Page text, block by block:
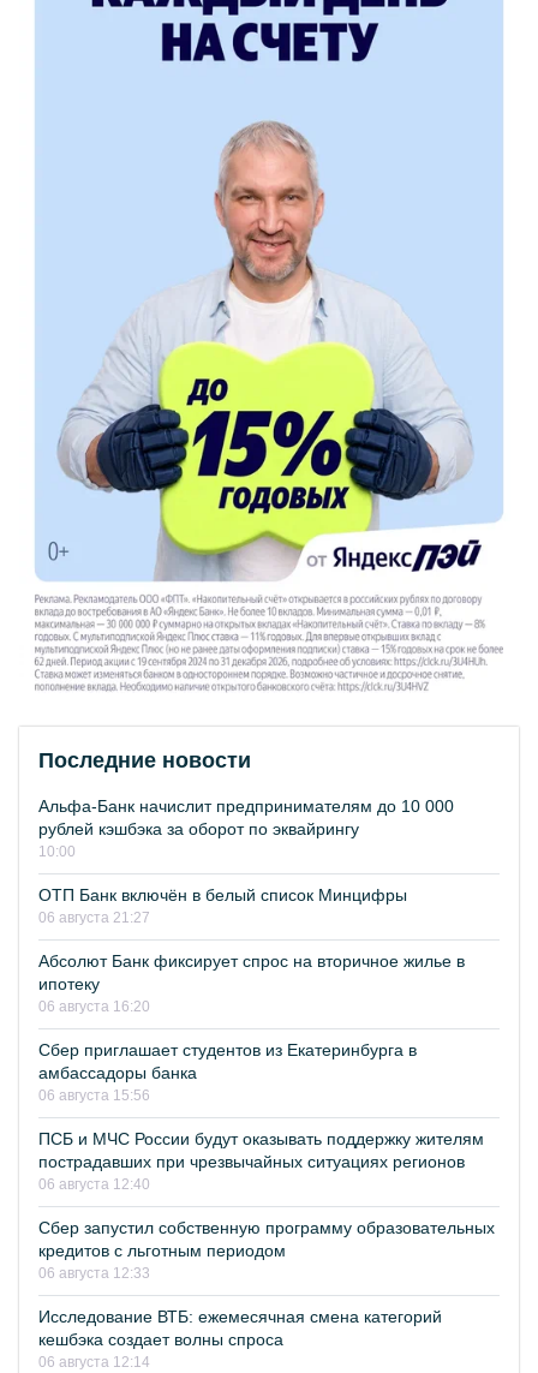
Последние новости
Альфа-Банк начислит предпринимателям до 10 000
рублей кэшбэка за оборот по эквайрингу
10:00
ОТП Банк включён в белый список Минцифры
06 августа 21:27
Абсолют Банк фиксирует спрос на вторичное жилье в
ипотеку
06 августа 16:20
Сбер приглашает студентов из Екатеринбурга в
амбассадоры банка
06 августа 15:56
ПСБ и МЧС России будут оказывать поддержку жителям
пострадавших при чрезвычайных ситуациях регионов
06 августа 12:40
Сбер запустил собственную программу образовательных
кредитов с льготным периодом
06 августа 12:33
Исследование ВТБ: ежемесячная смена категорий
кешбэка создает волны спроса
06 августа 12:14